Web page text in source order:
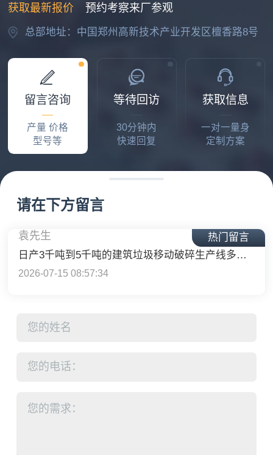
获取最新报价 预约考察来厂参观
总部地址：中国郑州高新技术产业开发区檀香路8号
留言咨询
产量 价格
型号等
等待回访
30分钟内
快速回复
获取信息
一对一量身
定制方案
请在下方留言
热门留言
破碎沙石、日处理2千吨的破碎线一条，多少钱
2026-07-12 14:43:46
张老板
流动式，日产200立方
2026-07-13 05:46:56
2026-07-15 08:57:34
李先生
你们厂在哪里，想买一台洗砂机
咨询一下大型石子粉碎机的价格
董老板
2026-07-23 05:39:43